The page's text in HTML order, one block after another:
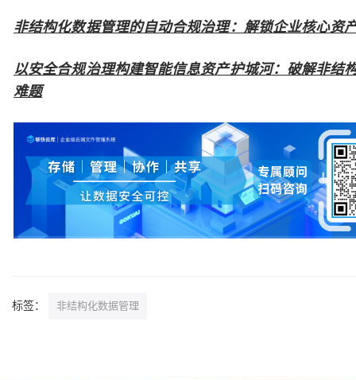
非结构化数据管理的自动合规治理：解锁企业核心资
以安全合规治理构建智能信息资产护城河：破解非结
难题
标签： 非结构化数据管理